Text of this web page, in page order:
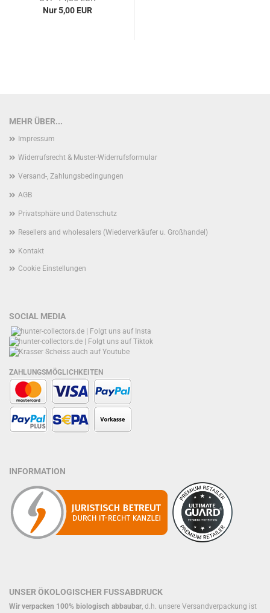
Nur 5,00 EUR
MEHR ÜBER...
Impressum
Widerrufsrecht & Muster-Widerrufsformular
Versand-, Zahlungsbedingungen
AGB
Privatsphäre und Datenschutz
Resellers and wholesalers (Wiederverkäufer u. Großhandel)
Kontakt
Cookie Einstellungen
SOCIAL MEDIA
ZAHLUNGSMÖGLICHKEITEN
INFORMATION
UNSER ÖKOLOGISCHER FUSSABDRUCK
Wir verpacken 100% biologisch abbaubar, d.h. unsere Versandverpackung ist